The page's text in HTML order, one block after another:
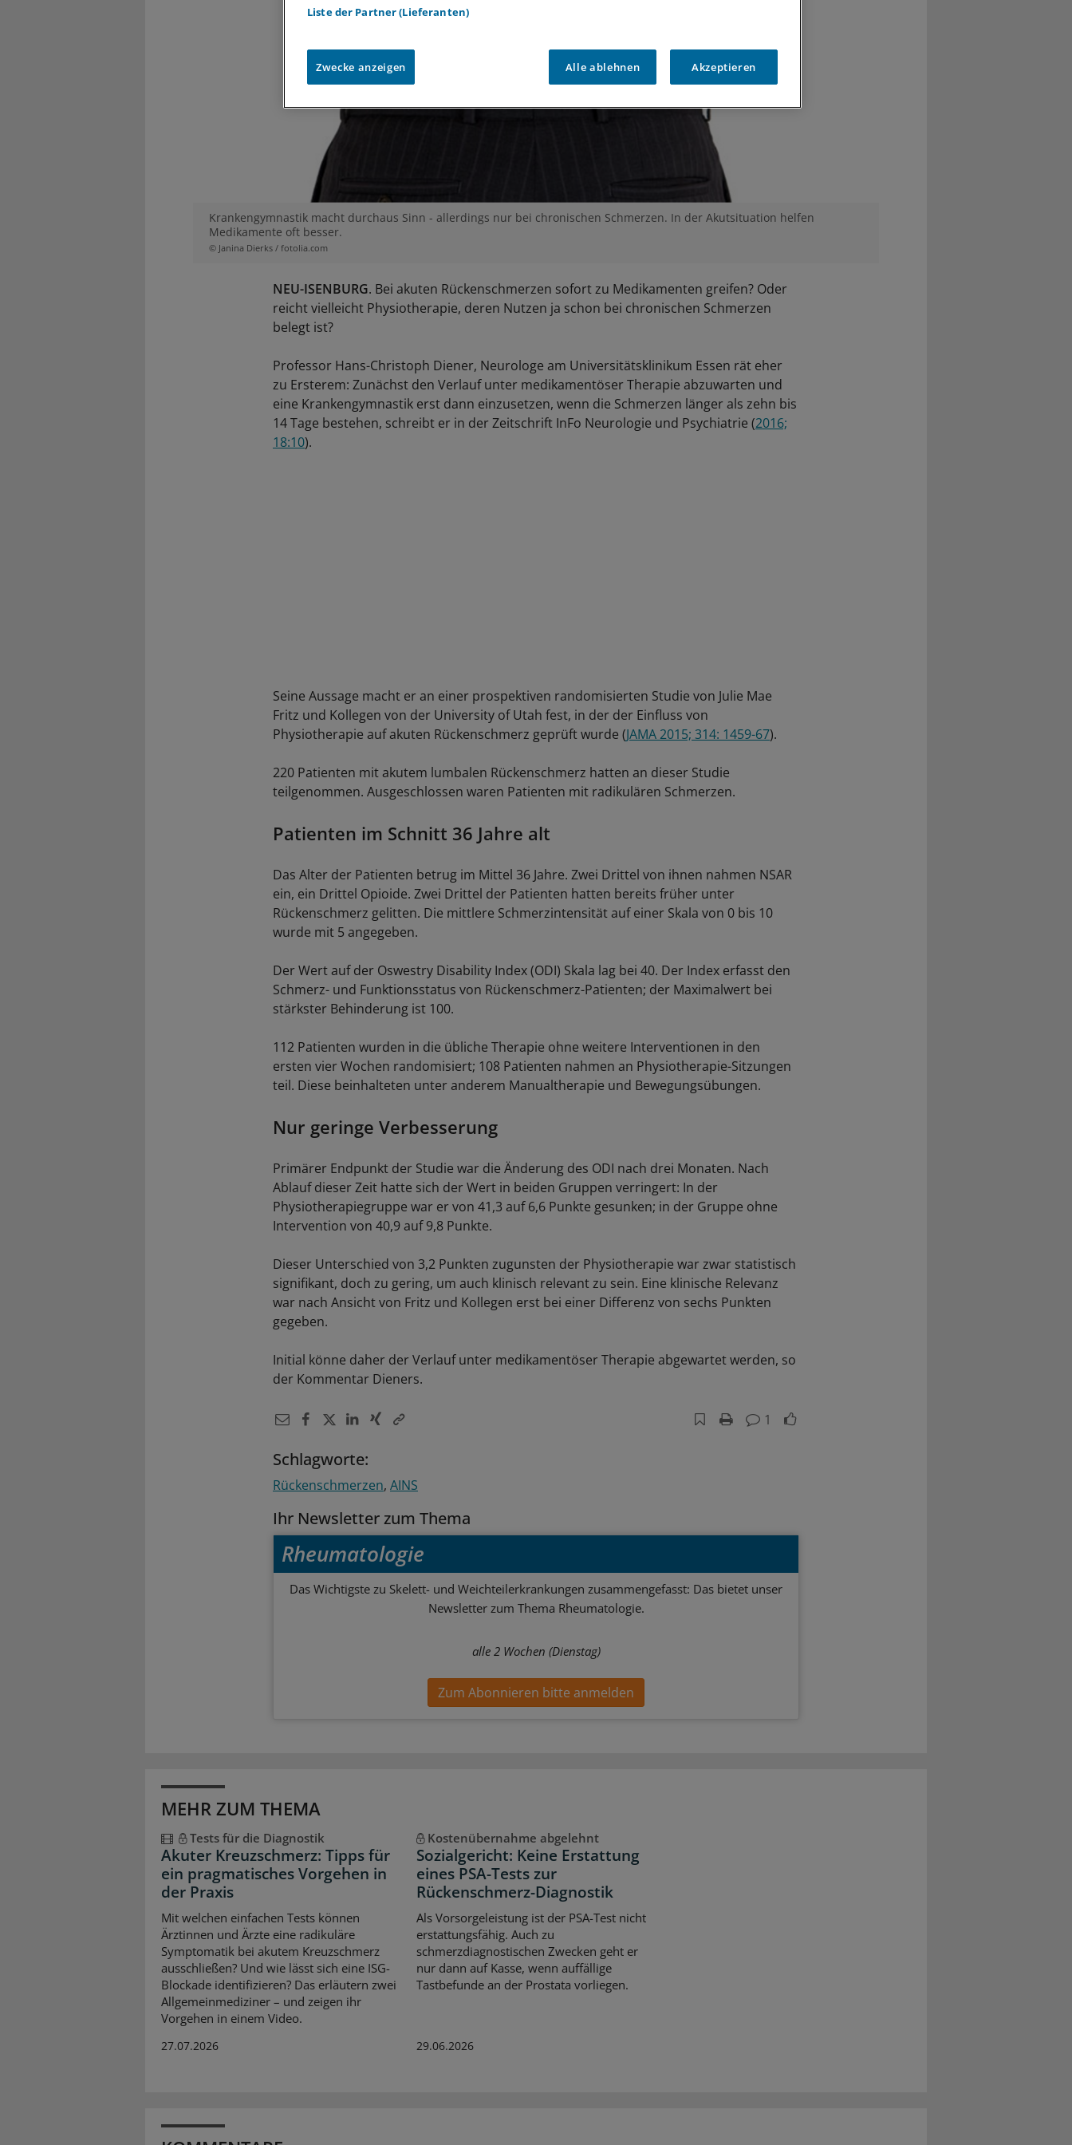
Krankengymnastik macht durchaus Sinn - allerdings nur bei chronischen Schmerzen. In der Akutsituation helfen
Medikamente oft besser.
© Janina Dierks / fotolia.com
NEU-ISENBURG. Bei akuten Rückenschmerzen sofort zu Medikamenten greifen? Oder
reicht vielleicht Physiotherapie, deren Nutzen ja schon bei chronischen Schmerzen
belegt ist?
Professor Hans-Christoph Diener, Neurologe am Universitätsklinikum Essen rät eher
zu Ersterem: Zunächst den Verlauf unter medikamentöser Therapie abzuwarten und
eine Krankengymnastik erst dann einzusetzen, wenn die Schmerzen länger als zehn bis
14 Tage bestehen, schreibt er in der Zeitschrift InFo Neurologie und Psychiatrie (2016;
18:10).
Seine Aussage macht er an einer prospektiven randomisierten Studie von Julie Mae
Fritz und Kollegen von der University of Utah fest, in der der Einfluss von
Physiotherapie auf akuten Rückenschmerz geprüft wurde (JAMA 2015; 314: 1459-67).
220 Patienten mit akutem lumbalen Rückenschmerz hatten an dieser Studie
teilgenommen. Ausgeschlossen waren Patienten mit radikulären Schmerzen.
Patienten im Schnitt 36 Jahre alt
Das Alter der Patienten betrug im Mittel 36 Jahre. Zwei Drittel von ihnen nahmen NSAR
ein, ein Drittel Opioide. Zwei Drittel der Patienten hatten bereits früher unter
Rückenschmerz gelitten. Die mittlere Schmerzintensität auf einer Skala von 0 bis 10
wurde mit 5 angegeben.
Der Wert auf der Oswestry Disability Index (ODI) Skala lag bei 40. Der Index erfasst den
Schmerz- und Funktionsstatus von Rückenschmerz-Patienten; der Maximalwert bei
stärkster Behinderung ist 100.
112 Patienten wurden in die übliche Therapie ohne weitere Interventionen in den
ersten vier Wochen randomisiert; 108 Patienten nahmen an Physiotherapie-Sitzungen
teil. Diese beinhalteten unter anderem Manualtherapie und Bewegungsübungen.
Nur geringe Verbesserung
Primärer Endpunkt der Studie war die Änderung des ODI nach drei Monaten. Nach
Ablauf dieser Zeit hatte sich der Wert in beiden Gruppen verringert: In der
Physiotherapiegruppe war er von 41,3 auf 6,6 Punkte gesunken; in der Gruppe ohne
Intervention von 40,9 auf 9,8 Punkte.
Dieser Unterschied von 3,2 Punkten zugunsten der Physiotherapie war zwar statistisch
signifikant, doch zu gering, um auch klinisch relevant zu sein. Eine klinische Relevanz
war nach Ansicht von Fritz und Kollegen erst bei einer Differenz von sechs Punkten
gegeben.
Initial könne daher der Verlauf unter medikamentöser Therapie abgewartet werden, so
der Kommentar Dieners.
1
Schlagworte:
Rückenschmerzen AINS
Ihr Newsletter zum Thema
Rheumatologie
Das Wichtigste zu Skelett- und Weichteilerkrankungen zusammengefasst: Das bietet unser
Newsletter zum Thema Rheumatologie.
alle 2 Wochen (Dienstag)
Zum Abonnieren bitte anmelden
MEHR ZUM THEMA
Tests für die Diagnostik
Akuter Kreuzschmerz: Tipps für
ein pragmatisches Vorgehen in
der Praxis
Mit welchen einfachen Tests können
Ärztinnen und Ärzte eine radikuläre
Symptomatik bei akutem Kreuzschmerz
ausschließen? Und wie lässt sich eine ISG-
Blockade identifizieren? Das erläutern zwei
Allgemeinmediziner – und zeigen ihr
Vorgehen in einem Video.
27.07.2026
Kostenübernahme abgelehnt
Sozialgericht: Keine Erstattung
eines PSA-Tests zur
Rückenschmerz-Diagnostik
Als Vorsorgeleistung ist der PSA-Test nicht
erstattungsfähig. Auch zu
schmerzdiagnostischen Zwecken geht er
nur dann auf Kasse, wenn auffällige
Tastbefunde an der Prostata vorliegen.
29.06.2026
Liste der Partner (Lieferanten)
Zwecke anzeigen Alle ablehnen Akzeptieren